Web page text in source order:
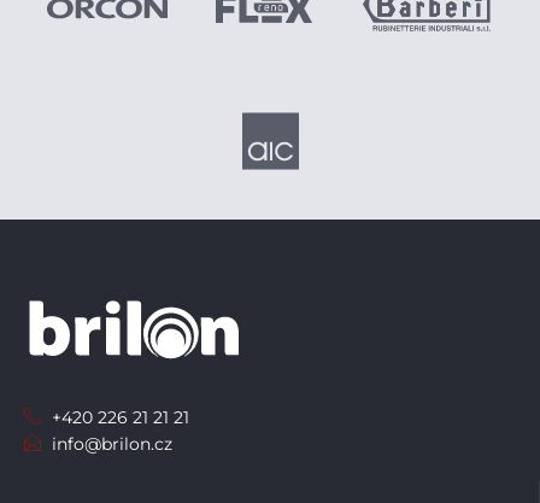
+420 226 21 21 21
info@brilon.cz